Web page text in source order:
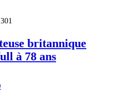
301
britannique
à 78 ans